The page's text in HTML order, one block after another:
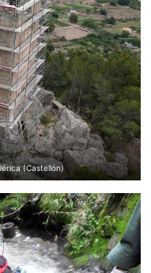
(Castellón)